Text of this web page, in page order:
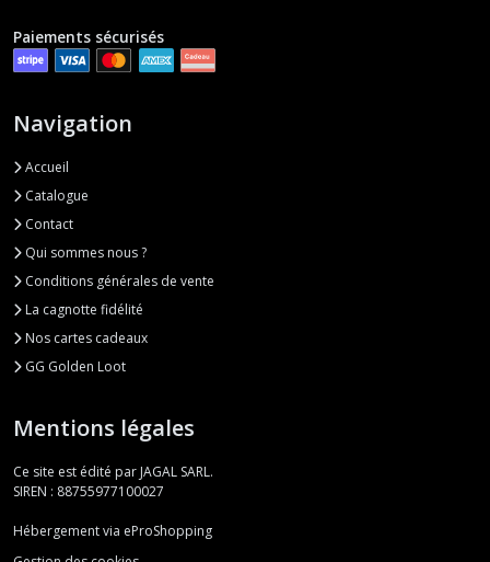
Paiements sécurisés
Navigation
Accueil
Catalogue
Contact
Qui sommes nous ?
Conditions générales de vente
La cagnotte fidélité
Nos cartes cadeaux
GG Golden Loot
Mentions légales
Ce site est édité par JAGAL SARL.
SIREN : 88755977100027
Hébergement via eProShopping